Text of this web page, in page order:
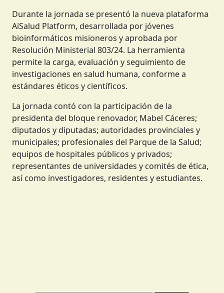
Durante la jornada se presentó la nueva plataforma
AiSalud Platform, desarrollada por jóvenes
bioinformáticos misioneros y aprobada por
Resolución Ministerial 803/24. La herramienta
permite la carga, evaluación y seguimiento de
investigaciones en salud humana, conforme a
estándares éticos y científicos.
La jornada contó con la participación de la
presidenta del bloque renovador, Mabel Cáceres;
diputados y diputadas; autoridades provinciales y
municipales; profesionales del Parque de la Salud;
equipos de hospitales públicos y privados;
representantes de universidades y comités de ética,
así como investigadores, residentes y estudiantes.